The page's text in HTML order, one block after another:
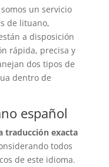
un servicio
de lituano,
a disposición
rápida, precisa y
dos tipos de
dentro de
español
traducción exacta
todos
de este idioma.